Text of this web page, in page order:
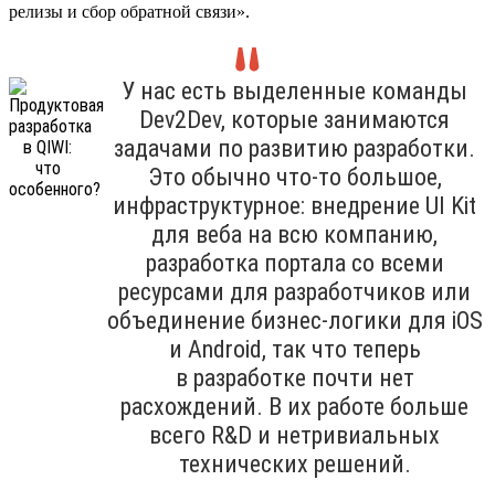
релизы и сбор обратной связи».
У нас есть выделенные команды
Dev2Dev, которые занимаются
задачами по развитию разработки.
Это обычно что-то большое,
инфраструктурное: внедрение UI Kit
для веба на всю компанию,
разработка портала со всеми
ресурсами для разработчиков или
объединение бизнес-логики для iOS
и Android, так что теперь
в разработке почти нет
расхождений. В их работе больше
всего R&D и нетривиальных
технических решений.